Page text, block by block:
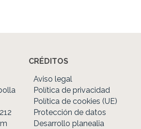
CRÉDITOS
Aviso legal
Política de privacidad
Política de cookies (UE)
Protección de datos
Desarrollo planealia